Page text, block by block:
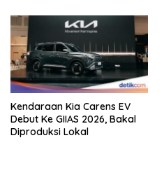
Kendaraan Kia Carens EV
Debut Ke GIIAS 2026, Bakal
Diproduksi Lokal